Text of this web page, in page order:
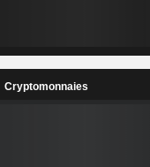
Cryptomonnaies